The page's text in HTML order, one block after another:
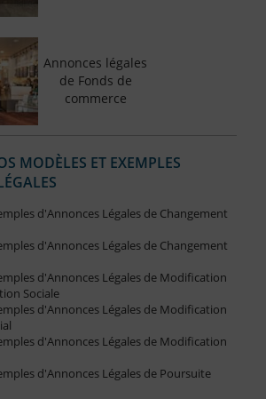
Annonces légales
de Fonds de
commerce
MODÈLES ET EXEMPLES
d'Annonces Légales de Changement
d'Annonces Légales de Changement
d'Annonces Légales de Modification
Sociale
d'Annonces Légales de Modification
d'Annonces Légales de Modification
d'Annonces Légales de Poursuite